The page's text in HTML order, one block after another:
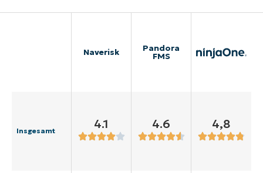
Naverisk Pandora
FMS
Insgesamt 4.1 4.6 4,8